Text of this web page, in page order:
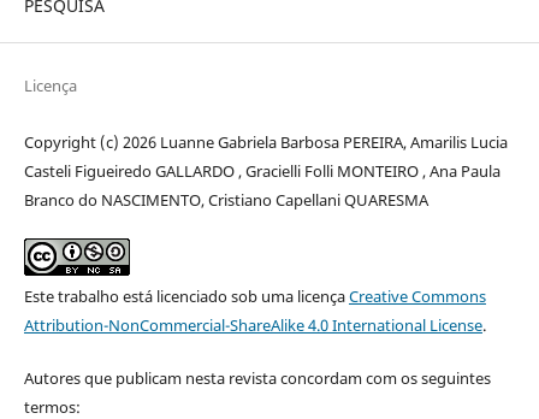
PESQUISA
Licença
Copyright (c) 2026 Luanne Gabriela Barbosa PEREIRA, Amarilis Lucia
Casteli Figueiredo GALLARDO , Gracielli Folli MONTEIRO , Ana Paula
Branco do NASCIMENTO, Cristiano Capellani QUARESMA
Este trabalho está licenciado sob uma licençaCreative Commons
Attribution-NonCommercial-ShareAlike 4.0 International License.
Autores que publicam nesta revista concordam com os seguintes
termos: